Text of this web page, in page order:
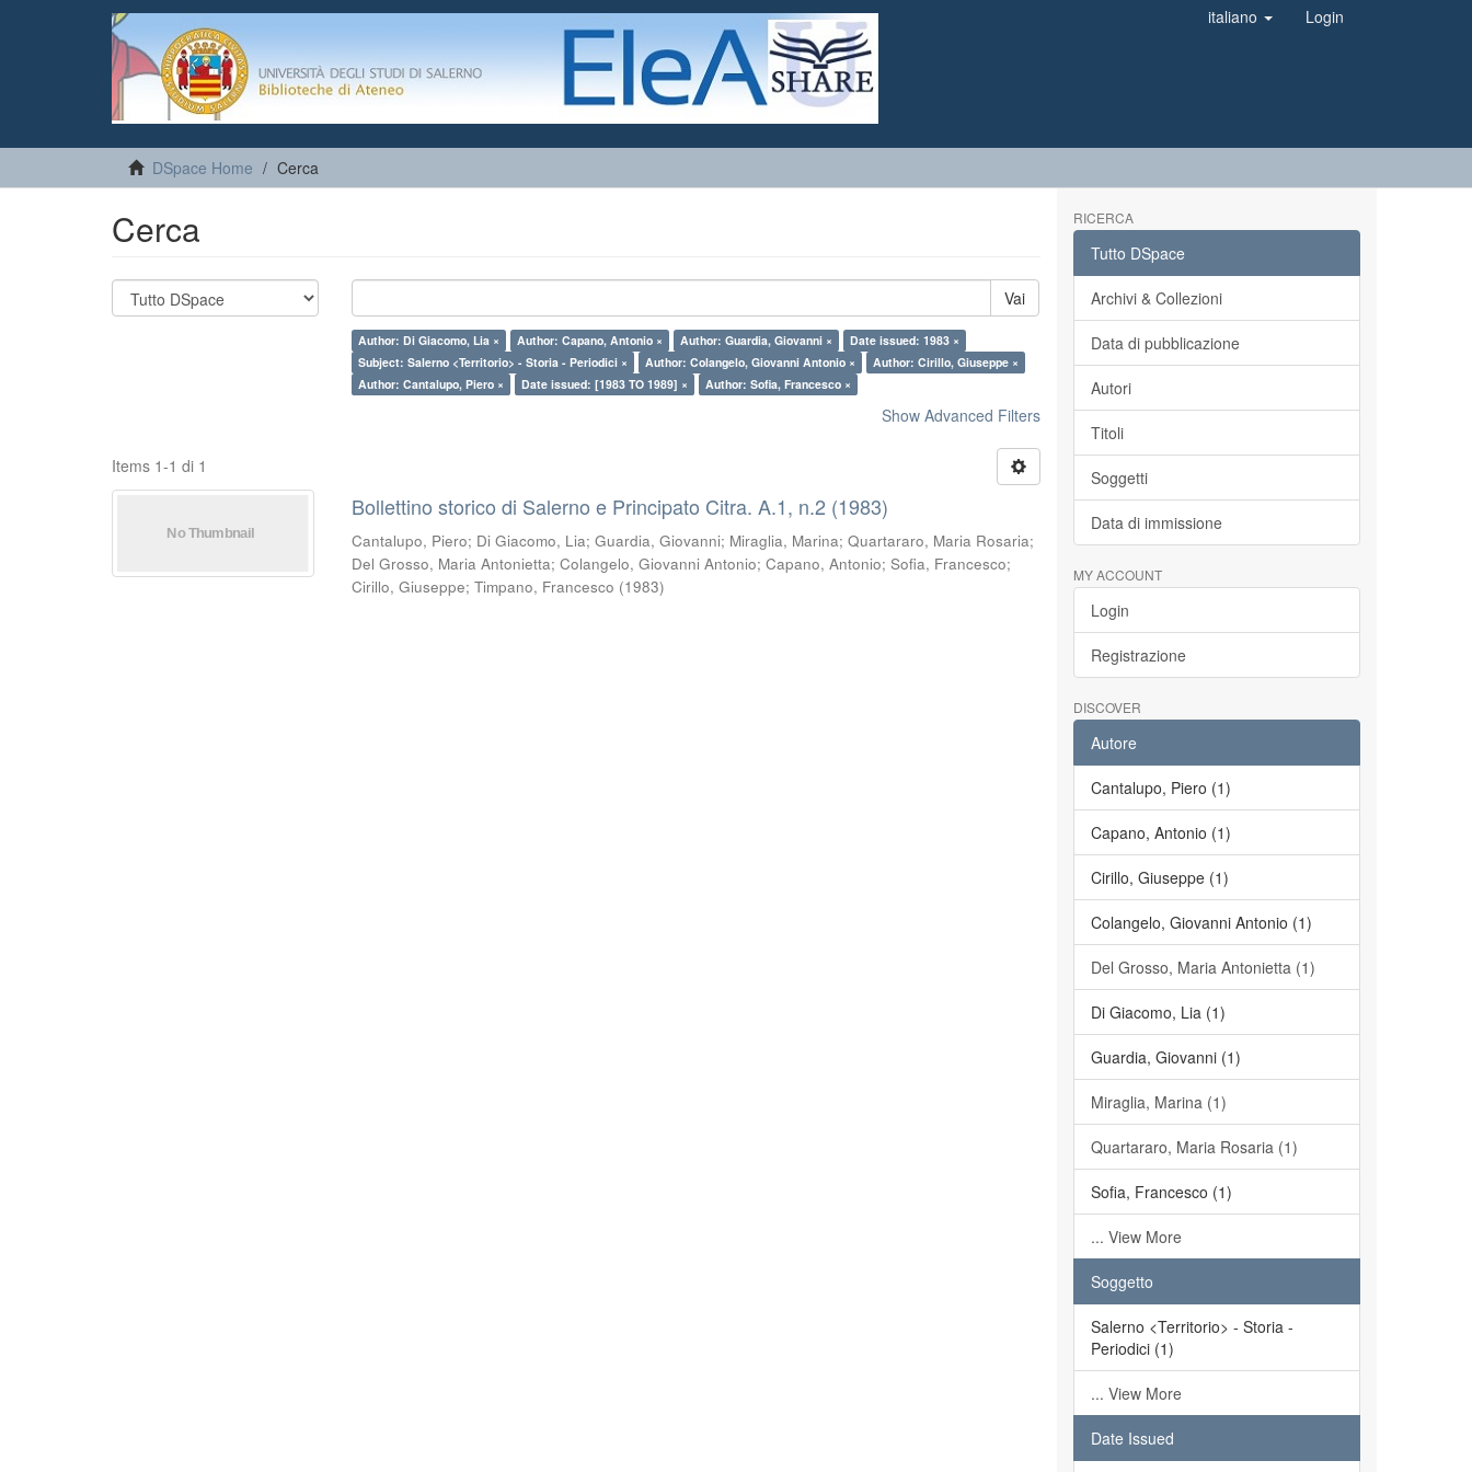
italiano Login
DSpace Home Cerca
Cerca
Vai
Author: Di Giacomo, Lia × Author: Capano, Antonio × Author: Guardia, Giovanni ×
Date issued: 1983 ×
Subject: Salerno <Territorio> - Storia - Periodici ×
Author: Colangelo, Giovanni Antonio ×
Author: Cirillo, Giuseppe ×
Author: Cantalupo, Piero ×
Date issued: [1983 TO 1989] × Author: Sofia, Francesco ×
Show Advanced Filters
Items 1-1 di 1
Bollettino storico di Salerno e Principato Citra. A.1, n.2 (1983)
Cantalupo, Piero; Di Giacomo, Lia;Guardia, Giovanni; Miraglia, Marina;Quartararo, Maria Rosaria;
Del Grosso, Maria Antonietta;Colangelo, Giovanni Antonio;Capano, Antonio;Sofia, Francesco;
Cirillo, Giuseppe;Timpano, Francesco (1983)
RICERCA
Tutto DSpace
Archivi & Collezioni
Data di pubblicazione
Autori
Titoli
Soggetti
Data di immissione
MY ACCOUNT
Login
Registrazione
DISCOVER
Autore
Cantalupo, Piero (1)
Capano, Antonio (1)
Cirillo, Giuseppe (1)
Colangelo, Giovanni Antonio (1)
Del Grosso, Maria Antonietta (1)
Di Giacomo, Lia (1)
Guardia, Giovanni (1)
Miraglia, Marina (1)
Quartararo, Maria Rosaria (1)
Sofia, Francesco (1)
... View More
Soggetto
Salerno <Territorio> - Storia -
Periodici (1)
... View More
Date Issued